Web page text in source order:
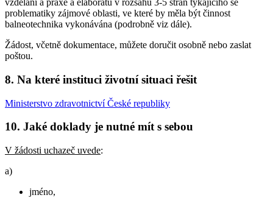
vzdělání a praxe a elaborátu v rozsahu 3-5 stran týkajícího se
problematiky zájmové oblasti, ve které by měla být činnost
balneotechnika vykonávána (podrobně viz dále).
Žádost, včetně dokumentace, můžete doručit osobně nebo zaslat
poštou.
8. Na které instituci životní situaci řešit
Ministerstvo zdravotnictví České republiky
10. Jaké doklady je nutné mít s sebou
V žádosti uchazeč uvede:
a)
jméno,